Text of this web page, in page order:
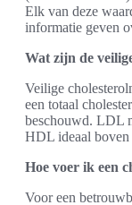
Elk van deze
informatie geven
Wat zijn de
Veilige
een totaal
beschouwd. LDL
HDL ideaal
Hoe voer ik een
Voor een